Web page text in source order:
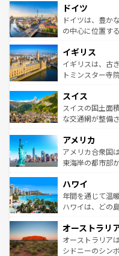
せる。地方によ
ンテンツ一覧を
で、幅広い魅力
聖堂、美しいビ
から魅了する。
いる。シャンパ
香り高いラベン
らに、パリ以外
れる地方に足を
きる
を参照してほし
ドイツ
ドイツは、豊か
の中心に位置す
顔を持つこの国
ルリンの文化的
してライン川沿
は、お酒好きな人に
ドイツ情報はコ
イギリス
イギリスは、古
トミンスター寺
リアごとに異な
ティー、ビール
戦など、本場だ
ンツ一覧を参照
スイス
スイスの国土面
な交通網が整備
の建物がそのま
博物館もあり、
ことができる。
ば市内交通費無料で
着のスイス情報
アメリカ
アメリカ合衆国
東海岸の都市部
のような巨大都
ンメントが詰ま
西部には大自然
部のニューオー
文化が魅力。旅
しみながら、そ
ハワイ
年間を通じて温
ハワイは、どの
ワイ島は見逃せ
島だが、静かな
おすすめ。エメ
オーストラリ
オーストラリア
シドニーのシン